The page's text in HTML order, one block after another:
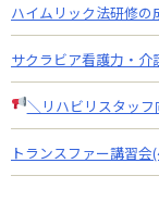
ハイムリック法研修
サクラビア看護力・
＼リハビリスタッ
トランスファー講習会